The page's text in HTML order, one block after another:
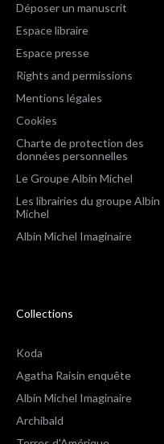
Déposer un manuscrit
Espace libraire
Espace presse
Rights and permissions
Mentions légales
Cookies
Charte de protection des
données personnelles
Le Groupe Albin Michel
Les librairies du groupe Albin
Michel
Albin Michel Imaginaire
Collections
Koda
Agatha Raisin enquête
Albin Michel Imaginaire
Archibald